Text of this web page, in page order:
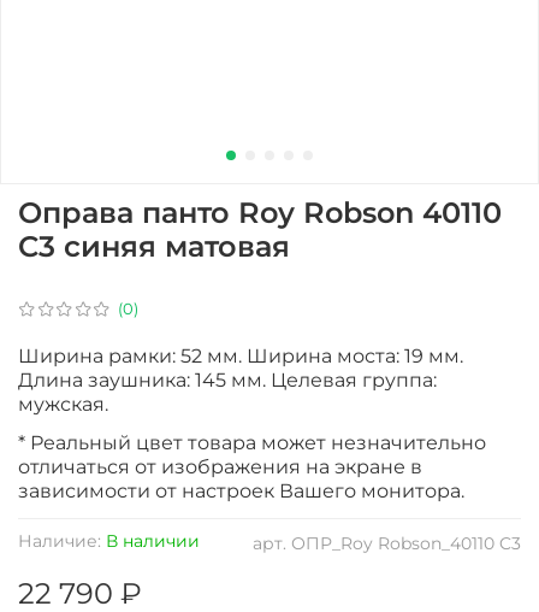
(0)
арт. ОПР_Roy Robson_40110 C3
Наличие: В наличии
Оправа панто Roy Robson 40110
C3 синяя матовая
22 790 ₽
Ширина рамки: 52 мм. Ширина моста: 19 мм.
Длина заушника: 145 мм. Целевая группа:
мужская.
* Реальный цвет товара может незначительно
отличаться от изображения на экране в
зависимости от настроек Вашего монитора.